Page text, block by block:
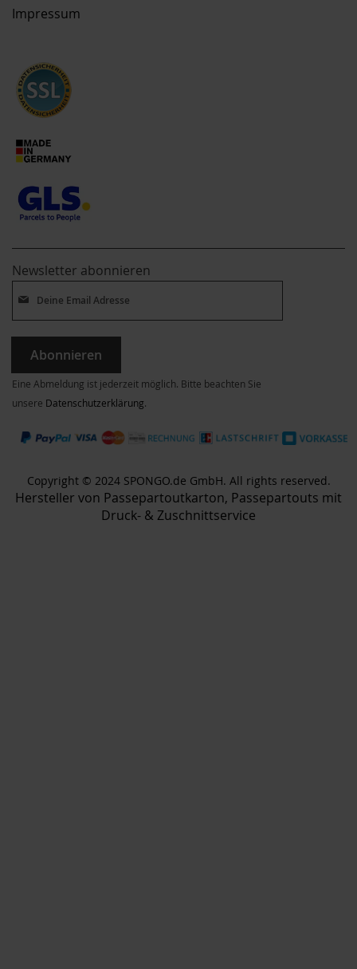
Impressum
Newsletter abonnieren
Abonnieren
Eine Abmeldung ist jederzeit möglich. Bitte beachten Sie
unsere Datenschutzerklärung.
Copyright © 2024 SPONGO.de GmbH. All rights reserved.
Hersteller von Passepartoutkarton, Passepartouts mit
Druck- & Zuschnittservice